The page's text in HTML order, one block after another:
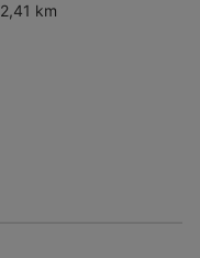
2,41 km